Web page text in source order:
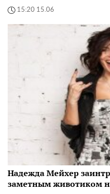
15:20 15.06
Надежда Мейхер
заметным животиком